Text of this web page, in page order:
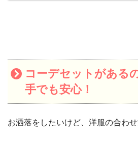
コーデセットがある
手でも安心！
お洒落をしたいけど、洋服の合わ